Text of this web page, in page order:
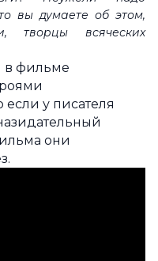
вы думаете об этом,
творцы всяческих
в фильме
у писателя
они